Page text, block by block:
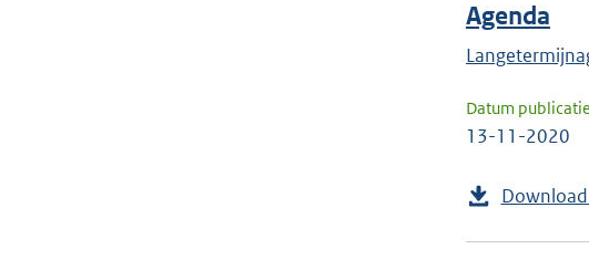
Agenda
Datum publicatie
13-11-2020
Download